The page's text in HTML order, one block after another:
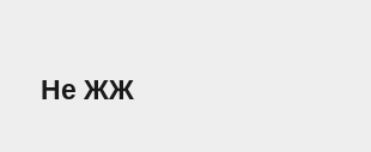
Не ЖЖ